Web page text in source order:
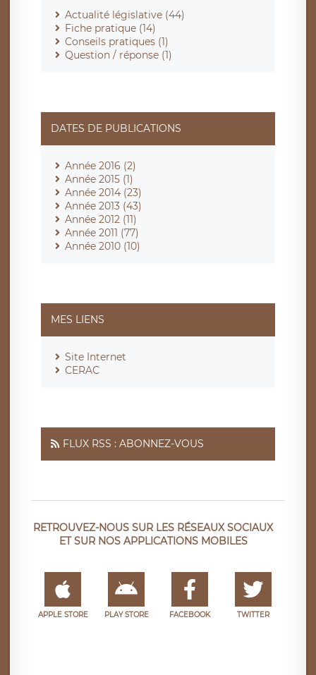
Actualité législative (44)
Fiche pratique (14)
Conseils pratiques (1)
Question / réponse (1)
DATES DE PUBLICATIONS
Année 2016 (2)
Année 2015 (1)
Année 2014 (23)
Année 2013 (43)
Année 2012 (11)
Année 2011 (77)
Année 2010 (10)
MES LIENS
Site Internet
CERAC
FLUX RSS : ABONNEZ-VOUS
RETROUVEZ-NOUS SUR LES RÉSEAUX SOCIAUX
ET SUR NOS APPLICATIONS MOBILES
APPLE STORE PLAY STORE FACEBOOK TWITTER